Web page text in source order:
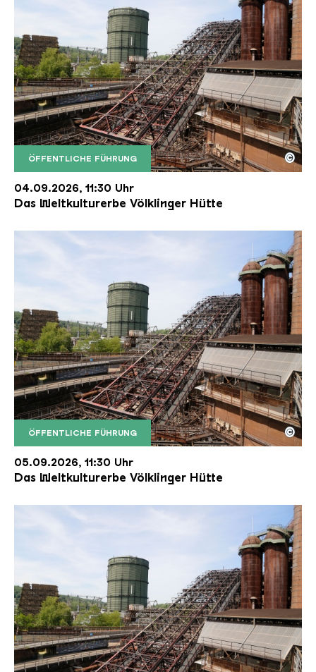
ÖFFENTLICHE FÜHRUNG
Der Erzschrägaufzug der Völklinger Hütte mit
Copyright: Weltkulturerbe Völklinger Hütte | Karl
©
04.09.2026, 11:30 Uhr
Das Weltkulturerbe Völklinger Hütte
ÖFFENTLICHE FÜHRUNG
Der Erzschrägaufzug der Völklinger Hütte mit
Copyright: Weltkulturerbe Völklinger Hütte | Karl
©
05.09.2026, 11:30 Uhr
Das Weltkulturerbe Völklinger Hütte